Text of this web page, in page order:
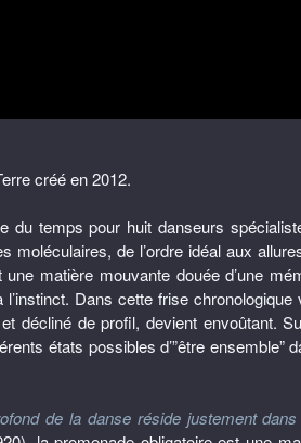
créé en 2012.
temps pour huit danseurs
de l’ordre idéal aux
matière mouvante douée d’une
Dans cette frise chronologique
décliné de profil, devient envoûtant.
états possibles d’”être ensemble”
de la danse réside justement dans